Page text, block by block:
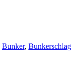
Bunker, Bunkerschlag